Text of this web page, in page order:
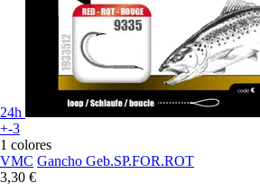
24h
+-3
1 colores
VMC Gancho Geb.SP.FOR.ROT
3,30 €